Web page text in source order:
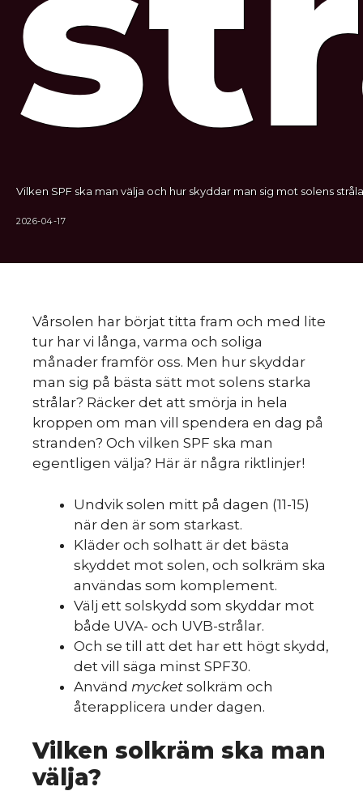
Vilken SPF ska man välja och hur skyddar man sig mot solens
2026-04-17
Vårsolen har börjat titta fram och med lite
tur har vi långa, varma och soliga
månader framför oss. Men hur skyddar
man sig på bästa sätt mot solens starka
strålar? Räcker det att smörja in hela
kroppen om man vill spendera en dag på
stranden? Och vilken SPF ska man
egentligen välja? Här är några riktlinjer!
Undvik solen mitt på dagen (11-15)
när den är som starkast.
Kläder och solhatt är det bästa
skyddet mot solen, och solkräm ska
användas som komplement.
Välj ett solskydd som skyddar mot
både UVA- och UVB-strålar.
Och se till att det har ett högt skydd,
det vill säga minst SPF30.
Använd mycket solkräm och
återapplicera under dagen.
Vilken solkräm ska man
välja?